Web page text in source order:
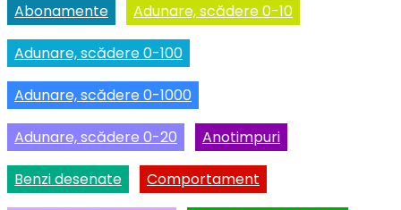
Abonamente Adunare, scădere 0-10
Adunare, scădere 0-100
Adunare, scădere 0-1000
Adunare, scădere 0-20 Anotimpuri
Benzi desenate Comportament